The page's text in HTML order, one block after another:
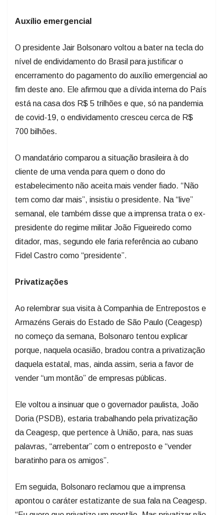
Auxílio emergencial
O presidente Jair Bolsonaro voltou a bater na tecla do
nível de endividamento do Brasil para justificar o
encerramento do pagamento do auxílio emergencial ao
fim deste ano. Ele afirmou que a dívida interna do País
está na casa dos R$ 5 trilhões e que, só na pandemia
de covid-19, o endividamento cresceu cerca de R$
700 bilhões.
O mandatário comparou a situação brasileira à do
cliente de uma venda para quem o dono do
estabelecimento não aceita mais vender fiado. “Não
tem como dar mais”, insistiu o presidente. Na “live”
semanal, ele também disse que a imprensa trata o ex-
presidente do regime militar João Figueiredo como
ditador, mas, segundo ele faria referência ao cubano
Fidel Castro como “presidente”.
Privatizações
Ao relembrar sua visita à Companhia de Entrepostos e
Armazéns Gerais do Estado de São Paulo (Ceagesp)
no começo da semana, Bolsonaro tentou explicar
porque, naquela ocasião, bradou contra a privatização
daquela estatal, mas, ainda assim, seria a favor de
vender “um montão” de empresas públicas.
Ele voltou a insinuar que o governador paulista, João
Doria (PSDB), estaria trabalhando pela privatização
da Ceagesp, que pertence à União, para, nas suas
palavras, “arrebentar” com o entreposto e “vender
baratinho para os amigos”.
Em seguida, Bolsonaro reclamou que a imprensa
apontou o caráter estatizante de sua fala na Ceagesp.